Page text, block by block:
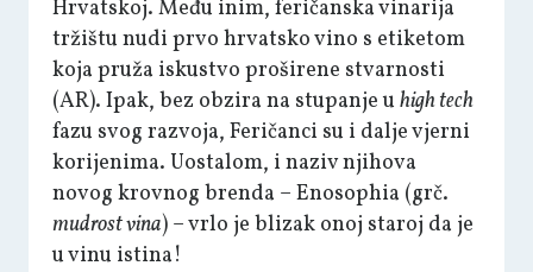
Hrvatskoj. Među inim, feričanska vinarija
tržištu nudi prvo hrvatsko vino s etiketom
koja pruža iskustvo proširene stvarnosti
(AR). Ipak, bez obzira na stupanje u high tech
fazu svog razvoja, Feričanci su i dalje vjerni
korijenima. Uostalom, i naziv njihova
novog krovnog brenda – Enosophia (grč.
mudrost vina) – vrlo je blizak onoj staroj da je
u vinu istina!